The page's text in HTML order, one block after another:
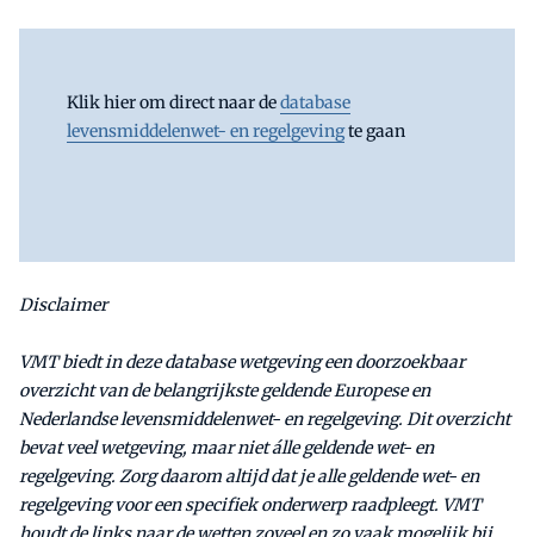
Klik hier om direct naar dedatabase
levensmiddelenwet- en regelgevingte gaan
Disclaimer
VMT biedt in deze database wetgeving een doorzoekbaar
overzicht van de belangrijkste geldende Europese en
Nederlandse levensmiddelenwet- en regelgeving. Dit overzicht
bevat veel wetgeving, maar niet álle geldende wet- en
regelgeving. Zorg daarom altijd dat je alle geldende wet- en
regelgeving voor een specifiek onderwerp raadpleegt. VMT